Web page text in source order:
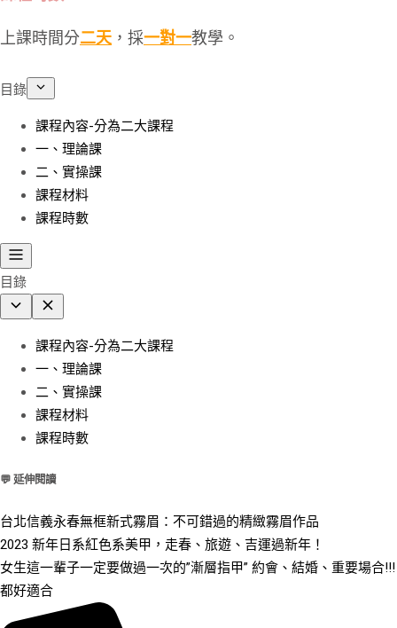
上課時間分二天，採一對一教學。
目錄
課程內容-分為二大課程
一、理論課
二、實操課
課程材料
課程時數
目錄
課程內容-分為二大課程
一、理論課
二、實操課
課程材料
課程時數
💬 延伸閱讀
台北信義永春無框新式霧眉：不可錯過的精緻霧眉作品
2023 新年日系紅色系美甲，走春、旅遊、吉運過新年！
女生這一輩子一定要做過一次的”漸層指甲” 約會、結婚、重要場合!!!
都好適合